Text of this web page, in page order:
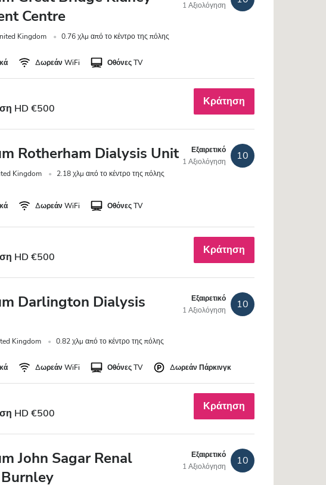
Centre
Kingdom 0.76 χλμ από το κέντρο της πόλης
1 Αξιολόγηση
Δωρεάν WiFi Οθόνες TV
HD €500
Κράτηση
Rotherham Dialysis Unit
Kingdom 2.18 χλμ από το κέντρο της πόλης
Εξαιρετικό
1 Αξιολόγηση
10
Δωρεάν WiFi Οθόνες TV
HD €500
Κράτηση
Darlington Dialysis
Kingdom 0.82 χλμ από το κέντρο της πόλης
Εξαιρετικό
1 Αξιολόγηση
10
Δωρεάν WiFi Οθόνες TV Δωρεάν Πάρκινγκ
HD €500
Κράτηση
John Sagar Renal
Εξαιρετικό
1 Αξιολόγηση
10